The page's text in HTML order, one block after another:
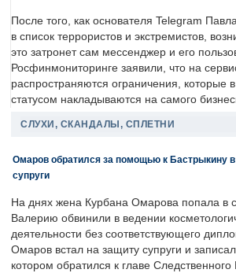
После того, как основателя Telegram
в список террористов и экстремистов,
это затронет сам мессенджер и его
Росфинмониторинге заявили, что на
распространяются ограничения, которые
статусом накладываются на самого
СЛУХИ, СКАНДАЛЫ, СПЛЕТНИ
Омаров обратился за помощью к Бастрыкину
супруги
На днях жена Курбана Омарова попала в
Валерию обвинили в ведении
деятельности без соответствующего
Омаров встал на защиту супруги и
котором обратился к главе Следственного